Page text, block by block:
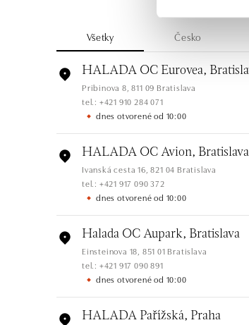
Všetky Česko
HALADA OC Eurovea,
Pribinova 8, 811 09 Bratislava
tel.: +421 910 284 071
dnes otvorené od 10:00
HALADA OC Avion, Bratislava
Ivanská cesta 16, 821 04 Bratislava
tel.: +421 917 090 372
dnes otvorené od 10:00
Halada OC Aupark, Bratislava
Einsteinova 18, 851 01 Bratislava
tel.: +421 917 090 891
dnes otvorené od 10:00
HALADA Pařížská, Praha